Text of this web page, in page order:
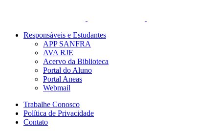
Responsáveis e Estudantes
APP SANFRA
AVA RJE
Acervo da Biblioteca
Portal do Aluno
Portal Aneas
Webmail
Trabalhe Conosco
Política de Privacidade
Contato